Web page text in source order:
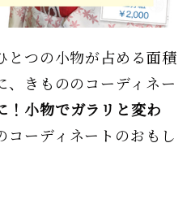
とつの小物が占める面積
、きもののコーディネー
！小物でガラリと変わ
コーディネートのおもし